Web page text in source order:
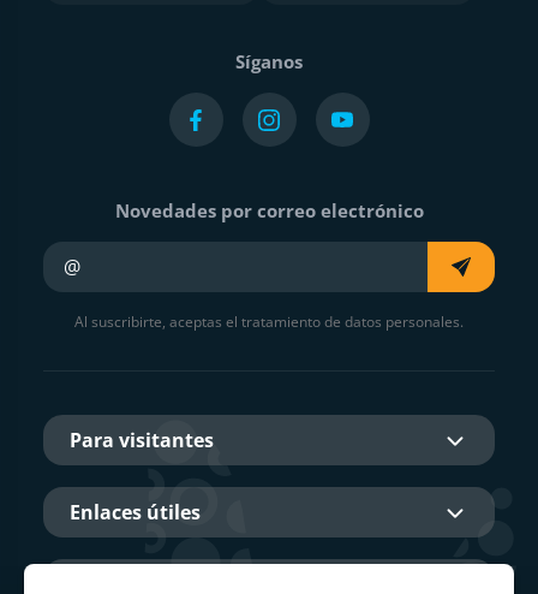
Síganos
Novedades por correo electrónico
Al suscribirte, aceptas el tratamiento de datos personales.
Para visitantes
Enlaces útiles